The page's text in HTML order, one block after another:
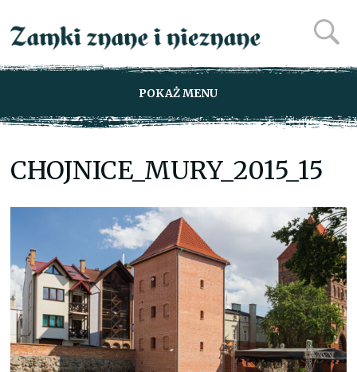
POKAŻ MENU
CHOJNICE_MURY_2015_15